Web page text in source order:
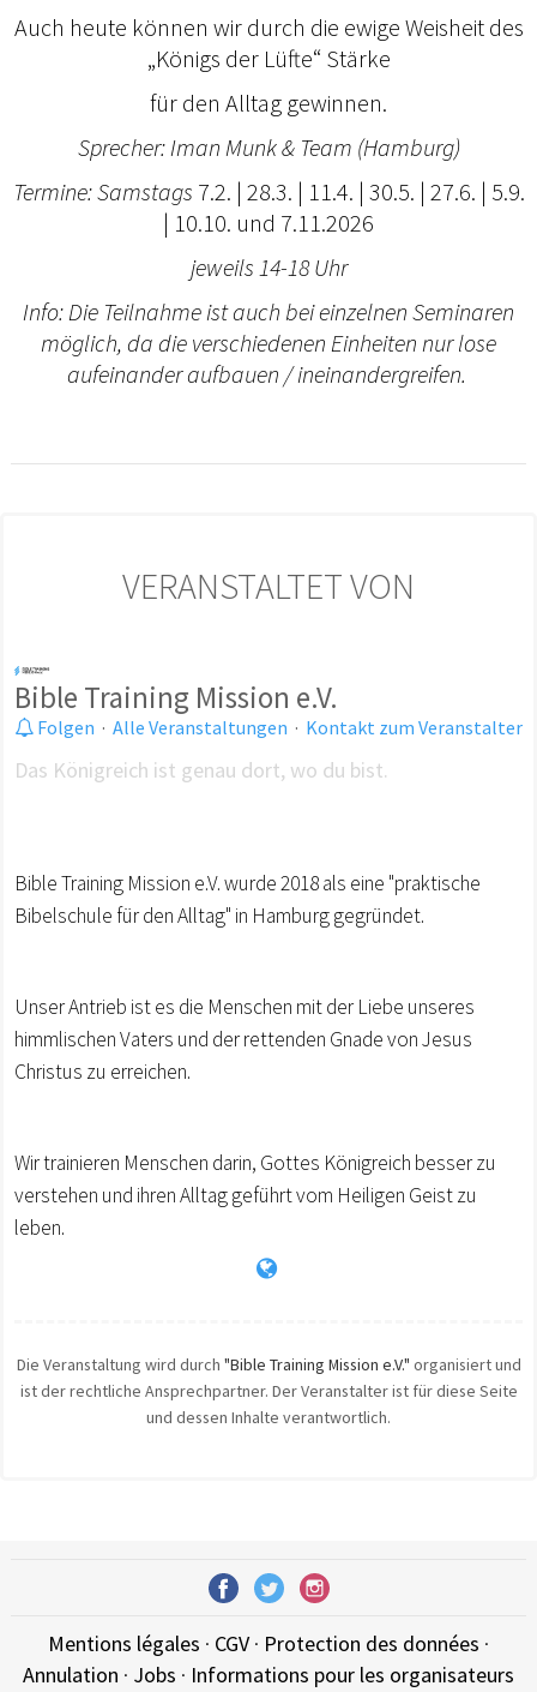
Auch heute können wir durch die ewige Weisheit des
„Königs der Lüfte“ Stärke
für den Alltag gewinnen.
Sprecher: Iman Munk & Team (Hamburg)
Termine: Samstags 7.2. | 28.3. | 11.4. | 30.5. | 27.6. | 5.9.
| 10.10. und 7.11.2026
jeweils 14-18 Uhr
Info: Die Teilnahme ist auch bei einzelnen Seminaren
möglich, da die verschiedenen Einheiten nur lose
aufeinander aufbauen / ineinandergreifen.
VERANSTALTET VON
Bible Training Mission e.V.
Folgen · Alle Veranstaltungen · Kontakt zum Veranstalter
Das Königreich ist genau dort, wo du bist.
Bible Training Mission e.V. wurde 2018 als eine "praktische
Bibelschule für den Alltag" in Hamburg gegründet.
Unser Antrieb ist es die Menschen mit der Liebe unseres
himmlischen Vaters und der rettenden Gnade von Jesus
Christus zu erreichen.
Wir trainieren Menschen darin, Gottes Königreich besser zu
verstehen und ihren Alltag geführt vom Heiligen Geist zu
leben.
Die Veranstaltung wird durch "Bible Training Mission e.V." organisiert und
ist der rechtliche Ansprechpartner. Der Veranstalter ist für diese Seite
und dessen Inhalte verantwortlich.
Mentions légales · CGV· Protection des données ·
Annulation · Jobs · Informations pour les organisateurs